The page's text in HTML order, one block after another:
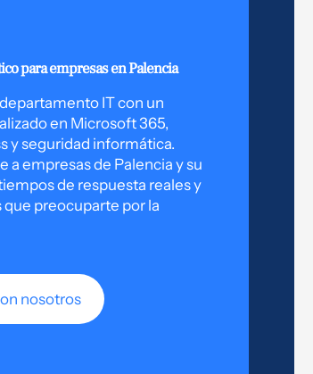
para empresas en Palencia
IT con un
en Microsoft 365,
y seguridad informática.
a empresas de Palencia y su
de respuesta reales y
que preocuparte por la
nosotros